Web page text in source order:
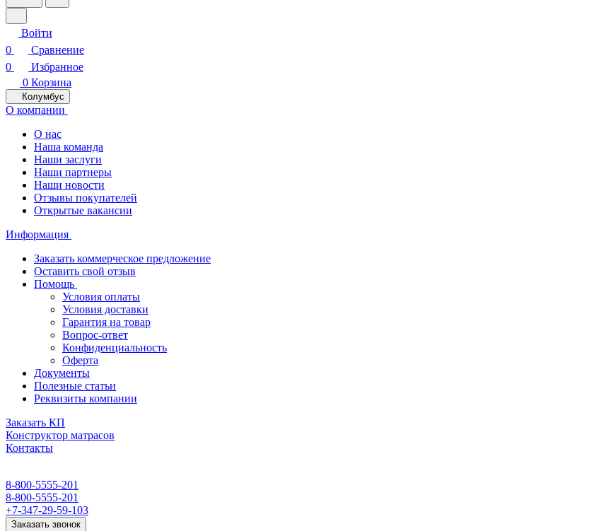
Войти
0
Сравнение
0
Избранное
0 Корзина
Колумбус
О компании
О нас
Наша команда
Наши заслуги
Наши партнеры
Наши новости
Отзывы покупателей
Открытые вакансии
Информация
Заказать коммерческое предложение
Оставить свой отзыв
Помощь
Условия оплаты
Условия доставки
Гарантия на товар
Вопрос-ответ
Конфиденциальность
Оферта
Документы
Полезные статьи
Реквизиты компании
Заказать КП
Конструктор матрасов
Контакты
8-800-5555-201
8-800-5555-201
+7-347-29-59-103
Заказать звонок